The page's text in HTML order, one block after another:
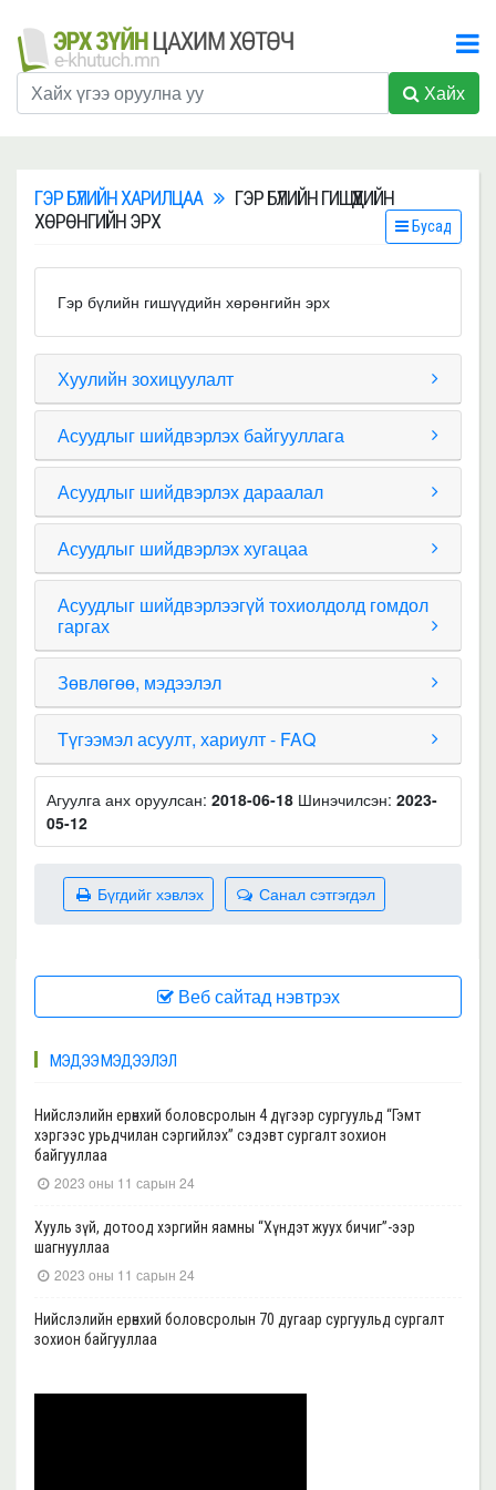
Хайх
ГЭР БҮЛИЙН ХАРИЛЦАА
ГЭР БҮЛИЙН ГИШҮҮДИЙН
ХӨРӨНГИЙН ЭРХ
Бусад
Гэр бүлийн гишүүдийн хөрөнгийн эрх
Хуулийн зохицуулалт
Асуудлыг шийдвэрлэх байгууллага
Асуудлыг шийдвэрлэх дараалал
Асуудлыг шийдвэрлэх хугацаа
Асуудлыг шийдвэрлээгүй тохиолдолд гомдол
гаргах
Зөвлөгөө, мэдээлэл
Түгээмэл асуулт, хариулт - FAQ
Агуулга анх оруулсан: 2018-06-18 Шинэчилсэн: 2023-
05-12
Санал сэтгэгдэл
Бүгдийг хэвлэх
Веб сайтад нэвтрэх
МЭДЭЭ МЭДЭЭЛЭЛ
Нийслэлийн ерөнхий боловсролын 4 дүгээр сургуульд “Гэмт
хэргээс урьдчилан сэргийлэх” сэдэвт сургалт зохион
байгууллаа
2023 оны 11 сарын 24
Хууль зүй, дотоод хэргийн яамны “Хүндэт жуух бичиг”-ээр
шагнууллаа
2023 оны 11 сарын 24
Нийслэлийн ерөнхий боловсролын 70 дугаар сургуульд сургалт
зохион байгууллаа